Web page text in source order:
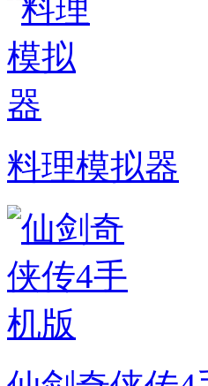
料理模拟器